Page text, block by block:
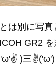
は別に写
GR2
)三